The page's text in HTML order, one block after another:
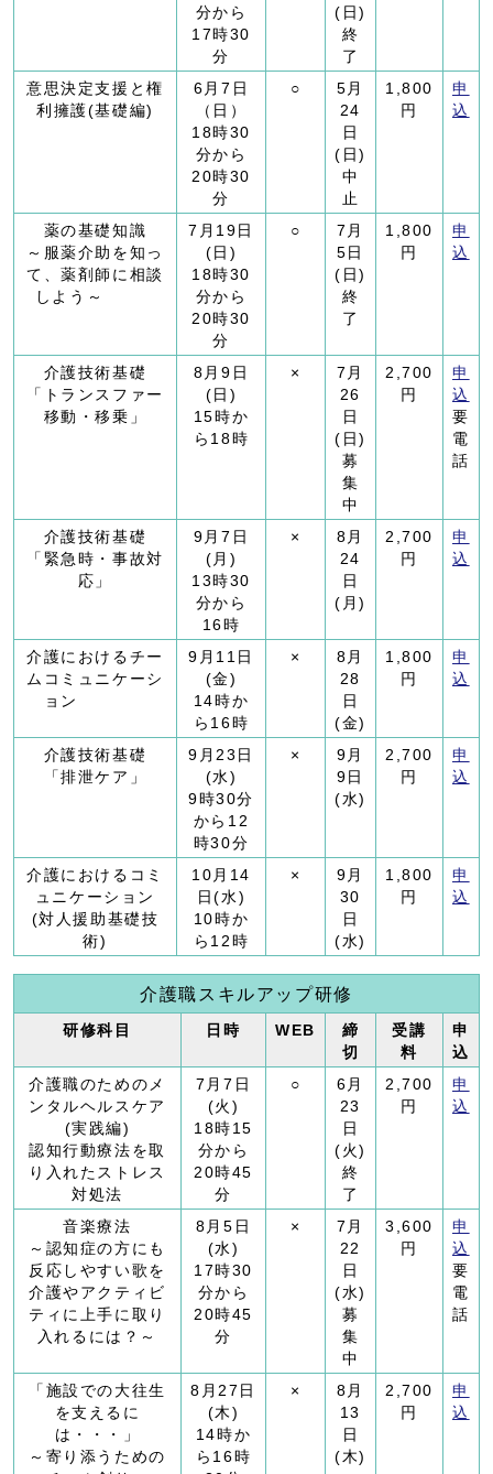
分から
17時30
分
(日)
終
了
意思決定支援と権
利擁護(基礎編)
6月7日
（日）
18時30
分から
20時30
分
○
5月
24
日
(日)
中
止
1,800
円
申
込
薬の基礎知識
～服薬介助を知っ
て、薬剤師に相談
しよう～
7月19日
(日)
18時30
分から
20時30
分
○
7月
5日
(日)
終
了
1,800
円
申
込
介護技術基礎
「トランスファー
移動・移乗」
8月9日
(日)
15時か
ら18時
×
7月
26
日
(日)
募
集
中
2,700
円
申
込
要
電
話
介護技術基礎
「緊急時・事故対
応」
9月7日
(月)
13時30
分から
16時
×
8月
24
日
(月)
2,700
円
申
込
介護におけるチー
ムコミュニケーシ
ョン
9月11日
(金)
14時か
ら16時
×
8月
28
日
(金)
1,800
円
申
込
介護技術基礎
「排泄ケア」
9月23日
(水)
9時30分
から12
時30分
×
9月
9日
(水)
2,700
円
申
込
介護におけるコミ
ュニケーション
(対人援助基礎技
術)
10月14
日(水)
10時か
ら12時
×
9月
30
日
(水)
1,800
円
申
込
介護職スキルアップ研修
研修科目 日時 WEB
締
切
受講
料
申
込
介護職のためのメ
ンタルヘルスケア
(実践編)
認知行動療法を取
り入れたストレス
対処法
7月7日
(火)
18時15
分から
20時45
分
○
6月
23
日
(火)
終
了
2,700
円
申
込
音楽療法
～認知症の方にも
反応しやすい歌を
介護やアクティビ
ティに上手に取り
入れるには？～
8月5日
(水)
17時30
分から
20時45
分
×
7月
22
日
(水)
募
集
中
3,600
円
申
込
要
電
話
「施設での大往生
を支えるに
は・・・」
～寄り添うための
8月27日
(木)
14時か
ら16時
×
8月
13
日
(木)
2,700
円
申
込